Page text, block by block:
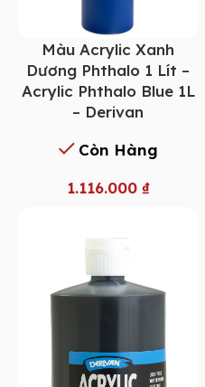
Màu Acrylic Xanh
Dương Phthalo 1 Lít –
Acrylic Phthalo Blue 1L
– Derivan
Còn Hàng
1.116.000 ₫